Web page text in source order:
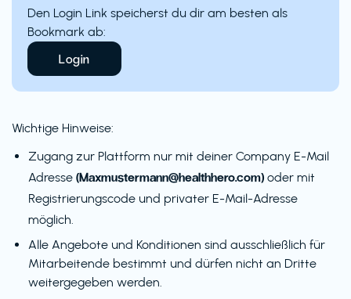
Den Login Link speicherst du dir am besten als
Bookmark ab:
Login
Wichtige Hinweise:
Zugang zur Plattform nur mit deiner Company E-Mail
Adresse (Maxmustermann@healthhero.com) oder mit
Registrierungscode und privater E-Mail-Adresse
möglich.
Alle Angebote und Konditionen sind ausschließlich für
Mitarbeitende bestimmt und dürfen nicht an Dritte
weitergegeben werden.